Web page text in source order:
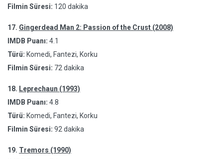
Filmin Süresi: 120 dakika
17. Gingerdead Man 2: Passion of the Crust (2008)
IMDB Puanı: 4.1
Türü: Komedi, Fantezi, Korku
Filmin Süresi: 72 dakika
18. Leprechaun (1993)
IMDB Puanı: 4.8
Türü: Komedi, Fantezi, Korku
Filmin Süresi: 92 dakika
19. Tremors (1990)